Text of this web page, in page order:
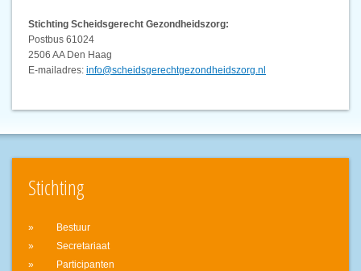
Stichting Scheidsgerecht Gezondheidszorg:
Postbus 61024
2506 AA Den Haag
E-mailadres: info@scheidsgerechtgezondheidszorg.nl
Stichting
Bestuur
Secretariaat
Participanten